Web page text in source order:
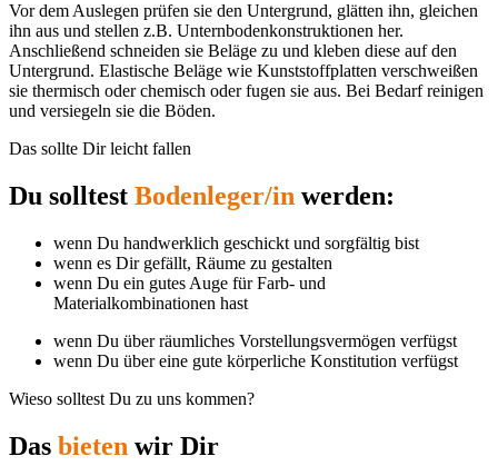
Vor dem Auslegen prüfen sie den Untergrund, glätten ihn, gleichen
ihn aus und stellen z.B. Unternbodenkonstruktionen her.
Anschließend schneiden sie Beläge zu und kleben diese auf den
Untergrund. Elastische Beläge wie Kunststoffplatten verschweißen
sie thermisch oder chemisch oder fugen sie aus. Bei Bedarf reinigen
und versiegeln sie die Böden.
Das sollte Dir leicht fallen
Du solltest Bodenleger/in werden:
wenn Du handwerklich geschickt und sorgfältig bist
wenn es Dir gefällt, Räume zu gestalten
wenn Du ein gutes Auge für Farb- und
Materialkombinationen hast
wenn Du über räumliches Vorstellungsvermögen verfügst
wenn Du über eine gute körperliche Konstitution verfügst
Wieso solltest Du zu uns kommen?
Das bieten wir Dir